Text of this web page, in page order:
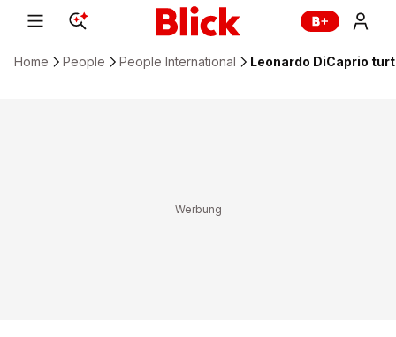
Home People People International Leonardo DiCaprio